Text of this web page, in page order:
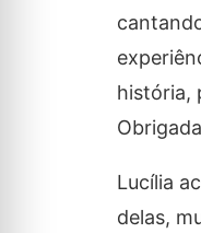
história,
Lucília
delas,